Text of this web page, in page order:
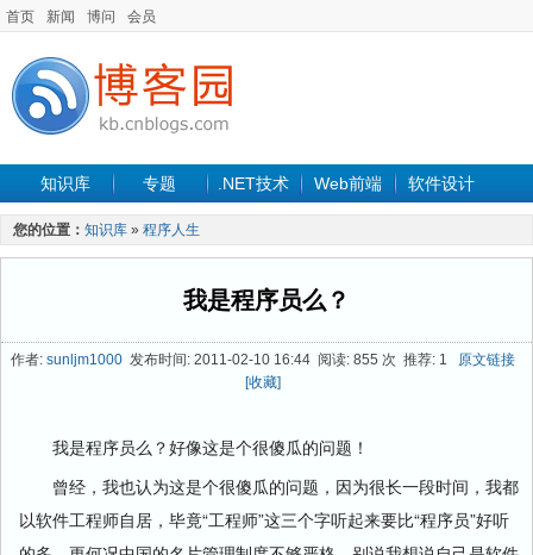
首页 新闻 博问 会员
知识库 专题 .NET技术 Web前端 软件设计
手机开发 软件工程
最新文章
您的位置： 知识库 » 程序人生
我是程序员么？
作者: sunljm1000 发布时间: 2011-02-10 16:44 阅读: 855 次 推荐: 1 原文链接
[收藏]
我是程序员么？好像这是个很傻瓜的问题！
曾经，我也认为这是个很傻瓜的问题，因为很长一段时间，我都
以软件工程师自居，毕竟“工程师”这三个字听起来要比“程序员”好听